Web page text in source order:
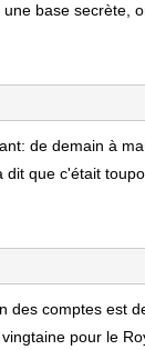
base secrète,
de demain à
dit que c'était
des comptes est
pour le